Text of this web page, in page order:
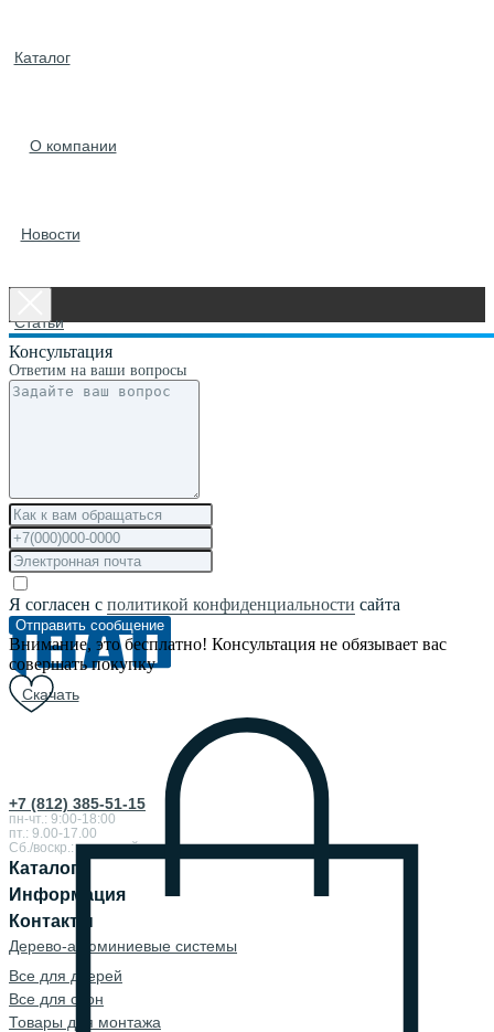
Каталог
О компании
Новости
Статьи
Скачать
+7 (812) 385-51-15
пн-чт.: 9:00-18:00
пт.: 9.00-17.00
Сб./воскр.: выходной
Каталог
Информация
Контакты
Дерево-алюминиевые системы
Все для дверей
Все для окон
Товары для монтажа
Консультация
Ответим на ваши вопросы
Я согласен с политикой конфиденциальности сайта
Отправить сообщение
Внимание, это бесплатно! Консультация не обязывает вас
совершать покупку